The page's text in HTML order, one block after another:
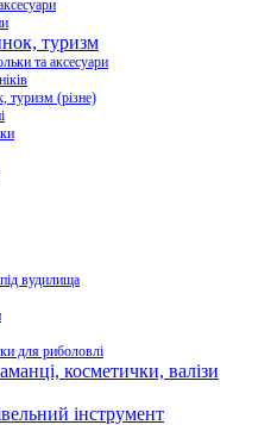
туризм
та аксесуари
туризм (різне)
вудилища
для риболовлі
косметички, валізи
інструмент